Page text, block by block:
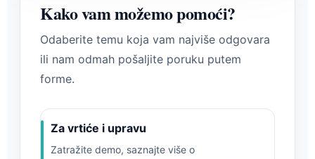
Kako vam možemo pomoći?
Odaberite temu koja vam najviše odgovara
ili nam odmah pošaljite poruku putem
forme.
Za vrtiće i upravu
Zatražite demo, saznajte više o